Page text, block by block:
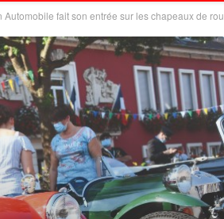
fait son entrée sur les chapeaux de